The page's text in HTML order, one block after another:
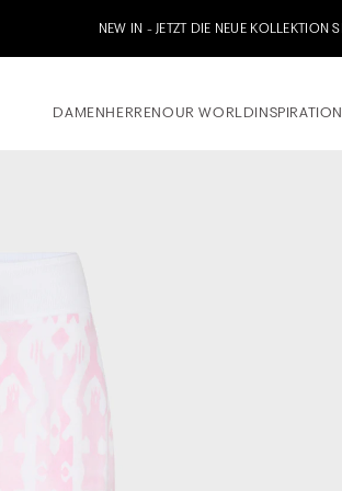
NEW IN - JETZT DIE NEUE KOLLEKTION SHOPPEN
DAMENHERRENOUR WORLDINSPIRATION